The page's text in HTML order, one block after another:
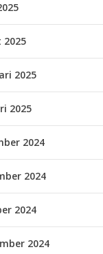
2025
2025
2025
2024
2024
2024
2024